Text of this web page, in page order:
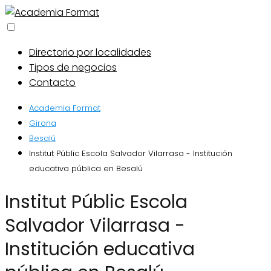
Directorio por localidades
Tipos de negocios
Contacto
Academia Format
Girona
Besalú
Institut Públic Escola Salvador Vilarrasa - Institución
educativa pública en Besalú
Institut Públic Escola
Salvador Vilarrasa -
Institución educativa